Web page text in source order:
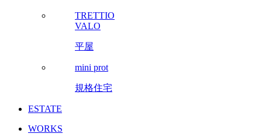
TRETTIO
VALO
平屋
mini prot
規格住宅
ESTATE
WORKS